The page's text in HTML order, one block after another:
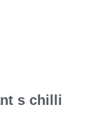
s chilli